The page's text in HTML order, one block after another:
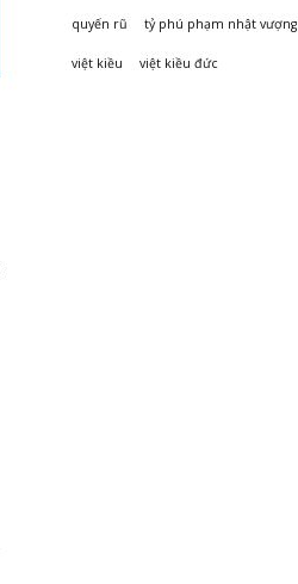
quyến rũ tỷ phú phạm nhật vượng
việt kiều việt kiều đức